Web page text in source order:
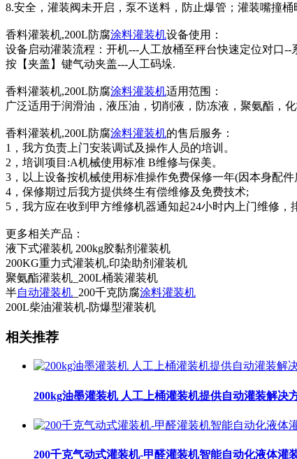
8.安全，灌装阀未开启，泵不送料，防止爆管；灌装嘴撞桶
香料灌装机,200L防腐涂料灌装机设备使用：
设备启动灌装流程：开机---人工放桶至秤台快速定位对口
按【夹盖】键气动夹盖---人工码垛.
香料灌装机,200L防腐涂料灌装机适用范围：
广泛适用于润滑油，液压油，切削液，防冻液，聚氨酯，化
香料灌装机,200L防腐涂料灌装机的售后服务：
1，我方负责上门安装调试及操作人员的培训。
2，培训项目:A机械使用标准 B维修与保美。
3，以上设备按机械使用标准操作免费保修一年(因本身配
4，保修期过后我方提供终生有偿维修及免费技术;
5，我方应在收到甲方维修机器通知起24小时内上门维修，
更多相关产品：
液下式灌装机 200kg胶黏剂灌装机
200KG重力式灌装机,印染助剂灌装机
聚氨酯灌装机_200L桶装灌装机
半自动灌装机 _200千克防腐涂料灌装机
200L柴油灌装机-防爆型灌装机
相关推荐
200kg油墨灌装机 人工上桶灌装机提供自动灌装解决
200千克气动式灌装机-甲醛灌装机智能自动化液体灌